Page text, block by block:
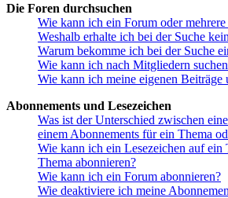
Die Foren durchsuchen
Wie kann ich ein Forum oder
Weshalb erhalte ich bei der Suche
Warum bekomme ich bei der Suche
Wie kann ich nach Mitgliedern
Wie kann ich meine eigenen Beiträge
Abonnements und Lesezeichen
Was ist der Unterschied zwischen
einem Abonnements für ein Thema
Wie kann ich ein Lesezeichen auf ein
Thema abonnieren?
Wie kann ich ein Forum abonnieren?
Wie deaktiviere ich meine